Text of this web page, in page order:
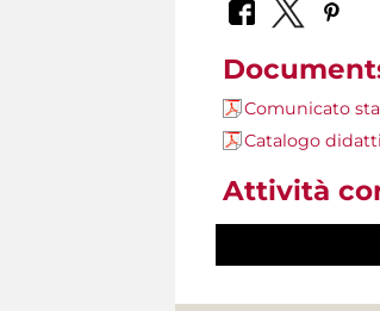
Comunicato
Catalogo
Attività